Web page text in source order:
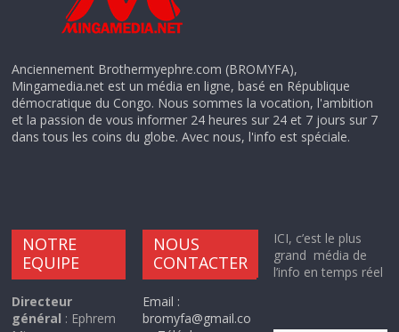
Anciennement Brothermyephre.com (BROMYFA),
Mingamedia.net est un média en ligne, basé en République
démocratique du Congo. Nous sommes la vocation, l'ambition
et la passion de vous informer 24 heures sur 24 et 7 jours sur 7
dans tous les coins du globe. Avec nous, l'info est spéciale.
NOTRE
EQUIPE
Directeur
général : Ephrem
NOUS
CONTACTER
Email :
bromyfa@gmail.co
ICI, c’est le plus
grand média de
l’info en temps réel